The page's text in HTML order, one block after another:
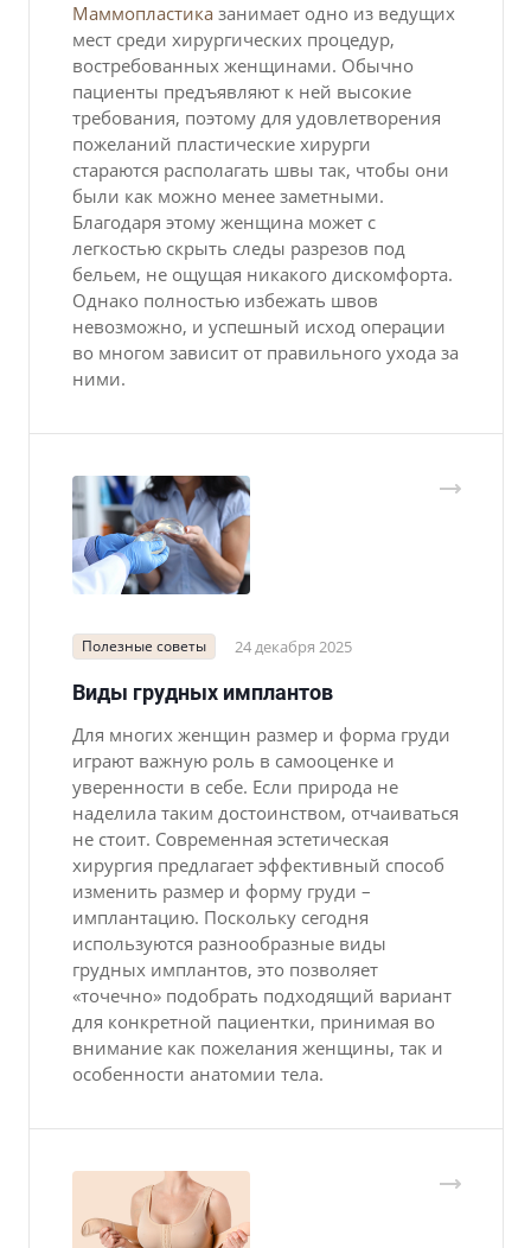
Маммопластика занимает одно из ведущих
мест среди хирургических процедур,
востребованных женщинами. Обычно
пациенты предъявляют к ней высокие
требования, поэтому для удовлетворения
пожеланий пластические хирурги
стараются располагать швы так, чтобы они
были как можно менее заметными.
Благодаря этому женщина может с
легкостью скрыть следы разрезов под
бельем, не ощущая никакого дискомфорта.
Однако полностью избежать швов
невозможно, и успешный исход операции
во многом зависит от правильного ухода за
ними.
Полезные советы 24 декабря 2025
Виды грудных имплантов
Для многих женщин размер и форма груди
играют важную роль в самооценке и
уверенности в себе. Если природа не
наделила таким достоинством, отчаиваться
не стоит. Современная эстетическая
хирургия предлагает эффективный способ
изменить размер и форму груди –
имплантацию. Поскольку сегодня
используются разнообразные виды
грудных имплантов, это позволяет
«точечно» подобрать подходящий вариант
для конкретной пациентки, принимая во
внимание как пожелания женщины, так и
особенности анатомии тела.